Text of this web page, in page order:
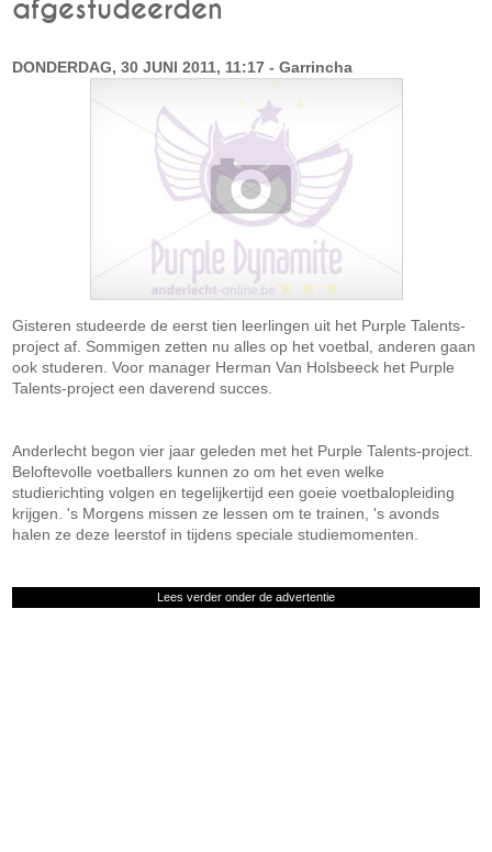
afgestudeerden
DONDERDAG, 30 JUNI 2011, 11:17 - Garrincha
Gisteren studeerde de eerst tien leerlingen uit het Purple Talents-
project af. Sommigen zetten nu alles op het voetbal, anderen gaan
ook studeren. Voor manager Herman Van Holsbeeck het Purple
Talents-project een daverend succes.
Anderlecht begon vier jaar geleden met het Purple Talents-project.
Beloftevolle voetballers kunnen zo om het even welke
studierichting volgen en tegelijkertijd een goeie voetbalopleiding
krijgen. 's Morgens missen ze lessen om te trainen, 's avonds
halen ze deze leerstof in tijdens speciale studiemomenten.
Lees verder onder de advertentie